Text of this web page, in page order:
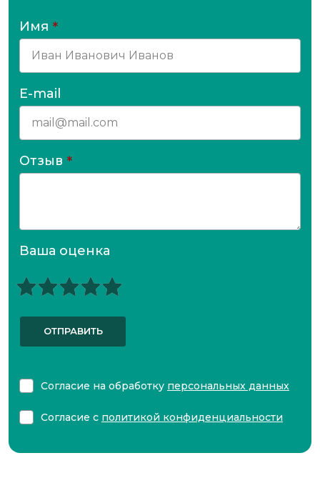
Имя *
E-mail
Отзыв *
Ваша оценка
ОТПРАВИТЬ
Согласие на обработку персональных данных
Согласие с политикой конфиденциальности